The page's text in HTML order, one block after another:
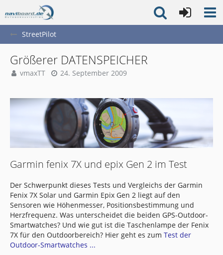
StreetPilot
Größerer DATENSPEICHER
vmaxTT 24. September 2009
Garmin fenix 7X und epix Gen 2 im Test
Der Schwerpunkt dieses Tests und Vergleichs der Garmin
Fenix 7X Solar und Garmin Epix Gen 2 liegt auf den
Sensoren wie Höhenmesser, Positionsbestimmung und
Herzfrequenz. Was unterscheidet die beiden GPS-Outdoor-
Smartwatches? Und wie gut ist die Taschenlampe der Fenix
7X für den Outdoorbereich? Hier geht es zum Test der
Outdoor-Smartwatches ...